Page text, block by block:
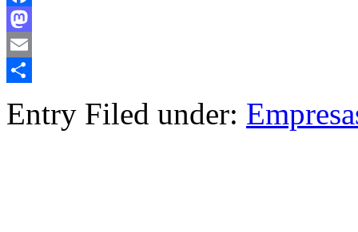
Facebook
Mastodon
Email
Entry Filed under: